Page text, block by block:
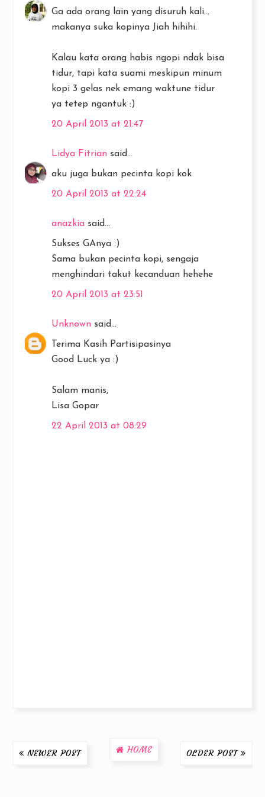
Ga ada orang lain yang disuruh kali...
makanya suka kopinya Jiah hihihi.
Kalau kata orang habis ngopi ndak bisa
tidur, tapi kata suami meskipun minum
kopi 3 gelas nek emang waktune tidur
ya tetep ngantuk :)
20 April 2013 at 21:47
Lidya Fitrian said...
aku juga bukan pecinta kopi kok
20 April 2013 at 22:24
anazkia said...
Sukses GAnya :)
Sama bukan pecinta kopi, sengaja
menghindari takut kecanduan hehehe
20 April 2013 at 23:51
Unknown said...
Terima Kasih Partisipasinya
Good Luck ya :)
Salam manis,
Lisa Gopar
22 April 2013 at 08:29
NEWER POST OLDER POST
HOME